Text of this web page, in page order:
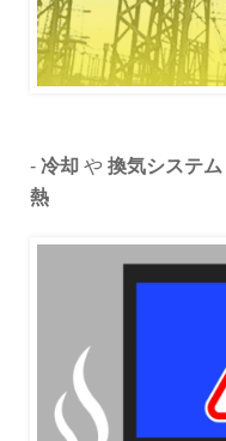
- 冷却 や 換気システム
熱